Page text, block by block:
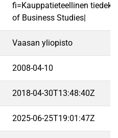
fi=Kauppatieteellinen
of Business Studies|
Vaasan yliopisto
2008-04-10
2018-04-30T13:48:40Z
2025-06-25T19:01:47Z